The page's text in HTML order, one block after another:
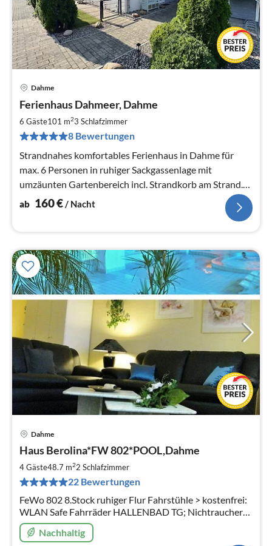
Dahme
Ferienhaus Dahmeer, Dahme
6 Gäste101 m23 Schlafzimmer
8 Bewertungen
Strandnahes komfortables Ferienhaus in Dahme für
max. 6 Personen in ruhiger Sackgassenlage mit
umzäunten Gartenbereich incl. Strandkorb am Strand.
Es ist ein NICHTRAUCHERHAUS.
ab 160€/ Nacht
Dahme
Haus Berolina*FW 802*POOL,Dahme
4 Gäste48.7 m22 Schlafzimmer
22 Bewertungen
FeWo 802 8.Stock ruhiger Flur Fahrstühle > kostenfrei:
WLAN Safe Fahrräder HALLENBAD TG; Nichtraucher
VIELE STAMMGÄSTE strandnah keine Tiere
Nachhaltig